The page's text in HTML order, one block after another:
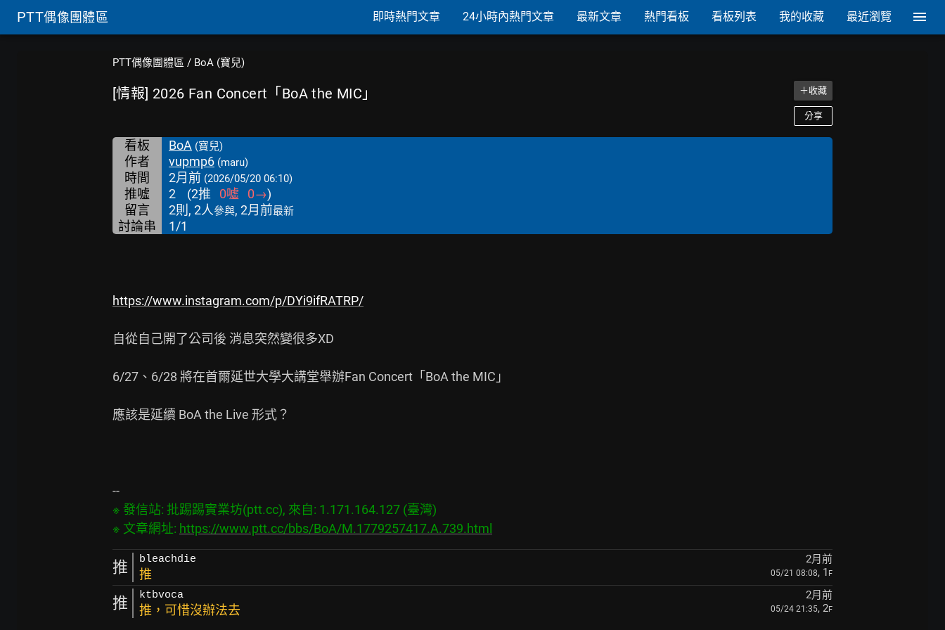
PTT偶像團體區 即時熱門文章 24小時內熱門文章 最新文章 熱門看板 看板列表 我的收藏 最近瀏覽
PTT偶像團體區 / BoA (寶兒)
[情報] 2026 Fan Concert「BoA the MIC」 ＋收藏
分享
看板 BoA (寶兒)
作者 vupmp6 (maru)
時間 2月前 (2026/05/20 06:10)
推噓 2 (2推 0噓 0→)
留言
2則, 2人參與, 2月前最新
討論串 1/1
https://www.instagram.com/p/DYi9ifRATRP/
自從自己開了公司後 消息突然變很多XD
6/27、6/28 將在首爾延世大學大講堂舉辦Fan Concert「BoA the MIC」
應該是延續 BoA the Live 形式？
※ 發信站: 批踢踢實業坊(ptt.cc), 來自: 1.171.164.127 (臺灣)
※ 文章網址: https://www.ptt.cc/bbs/BoA/M.1779257417.A.739.html
推 bleachdie 2月前
推 05/21 08:08, 1 F
推 ktbvoca 2月前
推，可惜沒辦法去 05/24 21:35, 2F